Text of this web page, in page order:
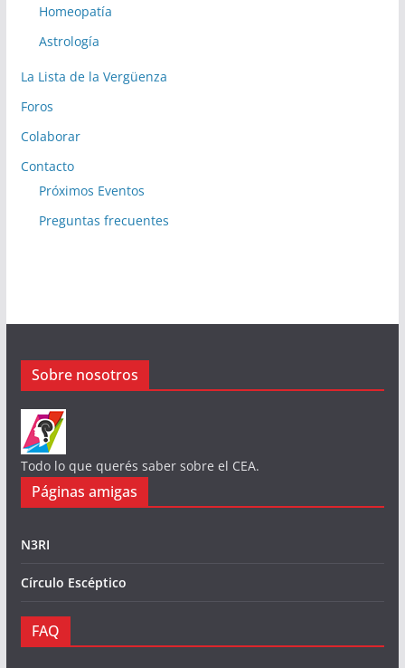
Homeopatía
Astrología
La Lista de la Vergüenza
Foros
Colaborar
Contacto
Próximos Eventos
Preguntas frecuentes
Sobre nosotros
Todo lo que querés saber sobre el CEA.
Páginas amigas
N3RI
Círculo Escéptico
FAQ